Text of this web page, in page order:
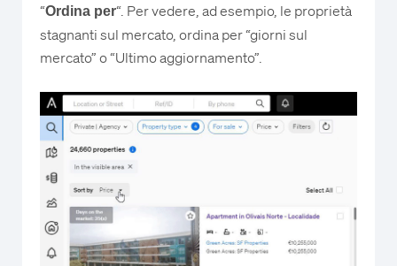
“Ordina per“. Per vedere, ad esempio, le proprietà
stagnanti sul mercato, ordina per “giorni sul
mercato” o “Ultimo aggiornamento”.